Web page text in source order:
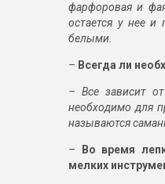
фарфоровая и
остается у нее и
белыми.
– Всегда ли
– Все зависит
необходимо для
называются
– Во время
мелких